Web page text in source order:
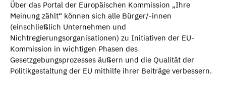
Über das Portal der Europäischen Kommission „Ihre
Meinung zählt“ können sich alle Bürger/-innen
(einschließlich Unternehmen und
Nichtregierungsorganisationen) zu Initiativen der EU-
Kommission in wichtigen Phasen des
Gesetzgebungsprozesses äußern und die Qualität der
Politikgestaltung der EU mithilfe ihrer Beiträge verbessern.